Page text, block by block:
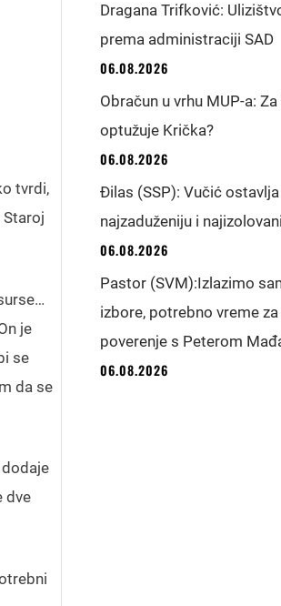
tvrdi,
je
se
da se
dve
Dragana Trifković:
prema administraciji SAD
06.08.2026
Obračun u vrhu MUP-a:
optužuje Krička?
06.08.2026
Đilas (SSP): Vučić
najzaduženiju i
06.08.2026
Pastor (SVM):Izlazimo
izbore, potrebno vreme
poverenje s Peterom
06.08.2026